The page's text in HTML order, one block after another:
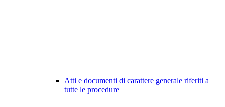
Atti e documenti di carattere generale riferiti a
tutte le procedure